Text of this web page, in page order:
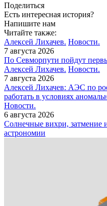
Поделиться
Есть интересная история?
Напишите нам
Читайте также:
Алексей Лихачев. Новости.
7 августа 2026
По Севморпути пойдут
Алексей Лихачев. Новости.
7 августа 2026
Алексей Лихачев: АЭС по
работать в условиях
Новости.
6 августа 2026
Солнечные вихри, затмение
астрономии